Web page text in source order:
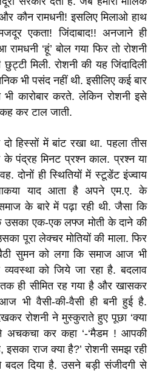
कौन रामधनी! इसलिए मिलाओ हाथ
एकता! जिंदाबाद!! अनजाने ही
‘हूं’ बोल गया फिर तो रोशनी
मिली. रोशनी की यह जिंदादिली
भी पसंद नहीं थी. इसीलिए कई बार
कारोबार करते. लेकिन रोशनी इसे
कर टाल जाती.
हिस्सों में बांट रखा था. पहला तीस
पंद्रह मिनट प्रश्न काल. प्रश्न या
दोनों ही स्थितियों में स्टूडेंट इंज्वाय
याद आता है अपने एम.ए. के
समाज के बारे में पढ़ा रही थी. जैसा कि
उसका एक-एक लफ्ज मोती के दाने की
पूरा लेक्चर मोतियों की माला. फिर
सुमन को लगा कि समाज आज भी
को जिये जा रहा है. बदलाव
तक ही सीमित रह गया है और खासकर
भी वैसी-की-वैसी ही बनी हुई है.
रोशनी ने मुस्कुराते हुए पूछा ‘क्या
अचकचा कर कहा ‘-‘मैडम ! आपकी
राज क्या है?’ रोशनी समझ रही
दिया है. उसने बड़ी संजीदगी से